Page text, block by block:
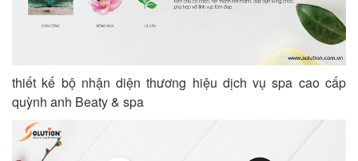
thiết kế bộ nhận diện thương hiệu dịch vụ spa cao cấp
quỳnh anh Beaty & spa